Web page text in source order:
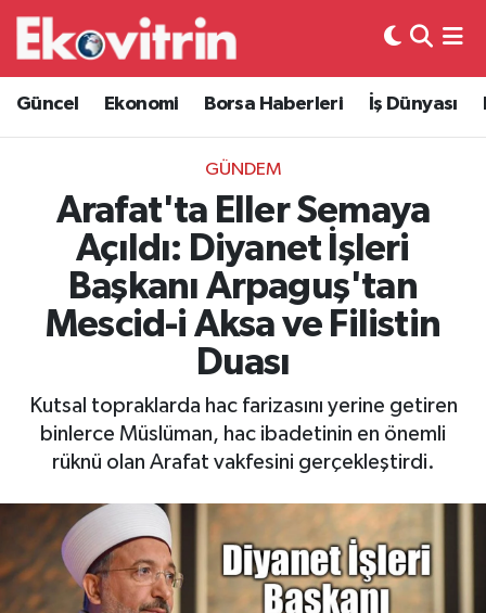
Güncel Ekonomi Borsa Haberleri İş Dünyası
GÜNDEM
Arafat'ta Eller Semaya
Açıldı: Diyanet İşleri
Başkanı Arpaguş'tan
Mescid-i Aksa ve Filistin
Duası
Kutsal topraklarda hac farizasını yerine getiren
binlerce Müslüman, hac ibadetinin en önemli
rüknü olan Arafat vakfesini gerçekleştirdi.
Güncel
Ekonomi
Borsa Haberleri
İş Dünyası
Lojistik
Asayiş
Magazin
Gayrimenkul
Spor
Hava Durumu
Trafik Durumu
Süper Lig Puan Durumu ve Fikstür
Tüm Manşetler
Son Dakika Haberleri